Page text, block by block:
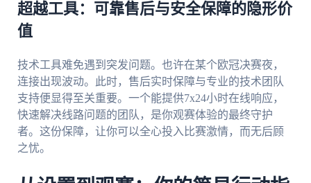
超越工具：可靠售后与安全保障的隐形价
值
技术工具难免遇到突发问题。也许在某个欧冠决赛夜，
连接出现波动。此时，售后实时保障与专业的技术团队
支持便显得至关重要。一个能提供7x24小时在线响应，
快速解决线路问题的团队，是你观赛体验的最终守护
者。这份保障，让你可以全心投入比赛激情，而无后顾
之忧。